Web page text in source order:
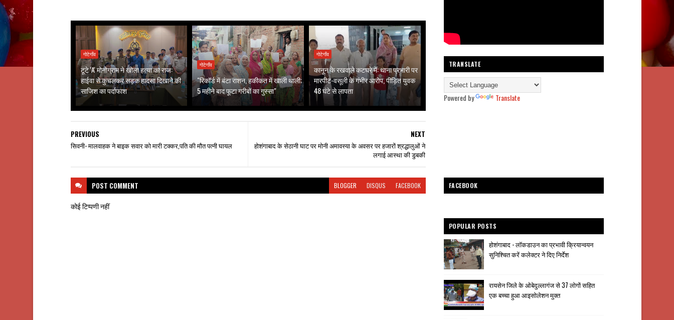
गोटेगाँव
टूटे 'A' मोनोग्राम ने खोला हत्या का राज:
हाईवा से कुचलकर सड़क हादसा दिखाने की
साजिश का पर्दाफाश
गोटेगाँव
"रिकॉर्ड में बंटा राशन, हकीकत में खाली थाली;
5 महीने बाद फूटा गरीबों का गुस्सा"
गोटेगाँव
कानून के रखवाले कटघरे में: थाना प्रभारी पर
मारपीट-वसूली के गंभीर आरोप, पीड़ित युवक
48 घंटे से लापता
NEXT
होशंगाबाद के सेठानी घाट पर मोनी अमावस्या के अवसर पर हजारों श्रद्धालुओं ने
लगाई आस्था की डुबकी
PREVIOUS
सिवनी- मालवाहक ने बाइक सवार को मारी टक्कर,पति की मौत पत्नी घायल
POST COMMENT BLOGGER DISQUS FACEBOOK
कोई टिप्पणी नहीं
TRANSLATE
Powered by Translate
FACEBOOK
POPULAR POSTS
होशंगाबाद - लॉकडाउन का प्रभावी क्रियान्वयन
सुनिश्चित करें कलेक्टर ने दिए निर्देश
रायसेन जिले के ओबेदुल्लागंज से 37 लोगों सहित
एक बच्चा हुआ आइसोलेशन मुक्त